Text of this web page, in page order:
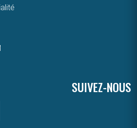
SUIVEZ-NOUS